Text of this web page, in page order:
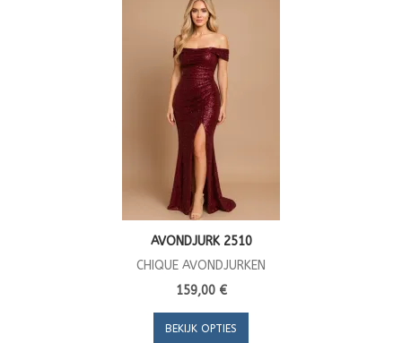
AVONDJURK 2510
CHIQUE AVONDJURKEN
159,00 €
BEKIJK OPTIES